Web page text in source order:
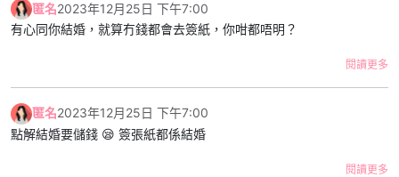
匿名2023年12月25日 下午7:00
有心同你結婚，就算冇錢都會去簽紙，你咁都唔明？
閱讀更多
匿名2023年12月25日 下午7:00
點解結婚要儲錢 😪 簽張紙都係結婚
閱讀更多